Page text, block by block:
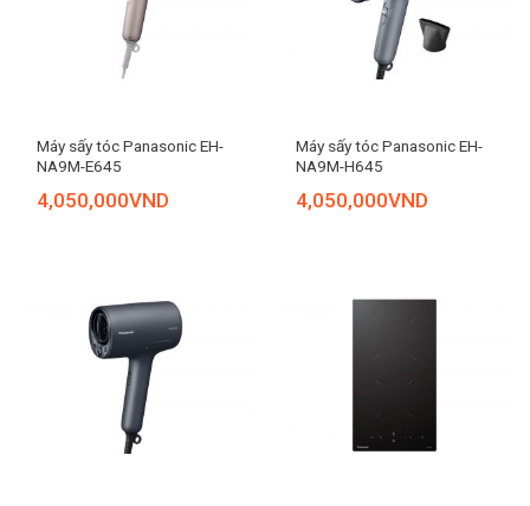
Máy sấy tóc Panasonic EH-
NA9M-E645
4,050,000VND
Máy sấy tóc Panasonic EH-
NA9M-H645
4,050,000VND